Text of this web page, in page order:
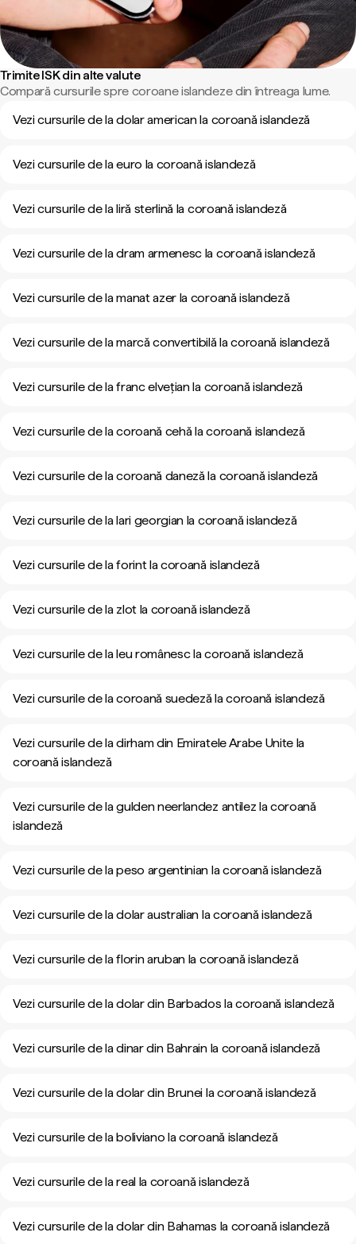
Trimite ISK din alte valute
Compară cursurile spre coroane islandeze din întreaga lume.
Vezi cursurile de la dolar american la coroană islandeză
Vezi cursurile de la euro la coroană islandeză
Vezi cursurile de la liră sterlină la coroană islandeză
Vezi cursurile de la dram armenesc la coroană islandeză
Vezi cursurile de la manat azer la coroană islandeză
Vezi cursurile de la marcă convertibilă la coroană islandeză
Vezi cursurile de la franc elvețian la coroană islandeză
Vezi cursurile de la coroană cehă la coroană islandeză
Vezi cursurile de la coroană daneză la coroană islandeză
Vezi cursurile de la lari georgian la coroană islandeză
Vezi cursurile de la forint la coroană islandeză
Vezi cursurile de la zlot la coroană islandeză
Vezi cursurile de la leu românesc la coroană islandeză
Vezi cursurile de la coroană suedeză la coroană islandeză
Vezi cursurile de la dirham din Emiratele Arabe Unite la
coroană islandeză
Vezi cursurile de la gulden neerlandez antilez la coroană
islandeză
Vezi cursurile de la peso argentinian la coroană islandeză
Vezi cursurile de la dolar australian la coroană islandeză
Vezi cursurile de la florin aruban la coroană islandeză
Vezi cursurile de la dolar din Barbados la coroană islandeză
Vezi cursurile de la dinar din Bahrain la coroană islandeză
Vezi cursurile de la dolar din Brunei la coroană islandeză
Vezi cursurile de la boliviano la coroană islandeză
Vezi cursurile de la real la coroană islandeză
Vezi cursurile de la dolar din Bahamas la coroană islandeză